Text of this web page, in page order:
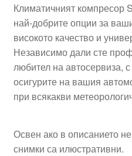
Климатичният компресор
най-добрите опции за
високото качество и
Независимо дали сте
любител на автосервиза,
осигурите на вашия
при всякакви
Освен ако в описанието
снимки са илюстративни.